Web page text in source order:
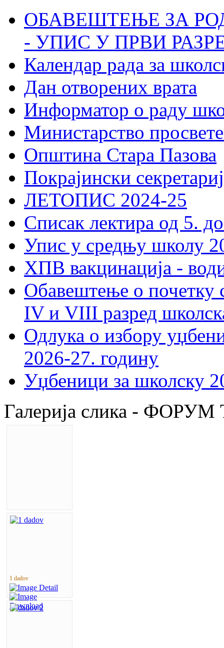
ОБАВЕШТЕЊЕ ЗА
- УПИС У ПРВИ
Календар рада за
Дан отворених врата
Информатор о раду
Министарство
Општина Стара Пазова
Покрајински
ЛЕТОПИС 2024-25
Списак лектира од 5.
Упис у средњу школу
ХПВ вакцинација -
Обавештење о почетку
IV и VIII разред
Одлука о избору
2026-27. годину
Уџбеници за школску
Галерија слика -
1 dadov